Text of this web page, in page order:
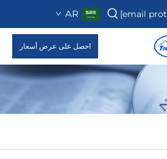
AR
احصل على عرض أسعار